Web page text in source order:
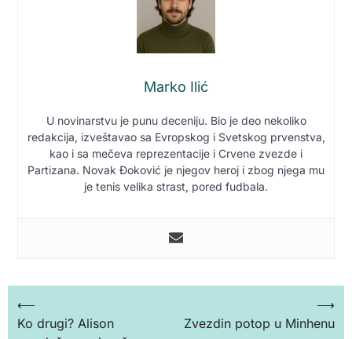
Marko Ilić
U novinarstvu je punu deceniju. Bio je deo nekoliko
redakcija, izveštavao sa Evropskog i Svetskog prvenstva,
kao i sa mečeva reprezentacije i Crvene zvezde i
Partizana. Novak Đoković je njegov heroj i zbog njega mu
je tenis velika strast, pored fudbala.
Кретање
чланка
⟵
Ko drugi? Alison
Zvezdin potop u Minhenu
⟶